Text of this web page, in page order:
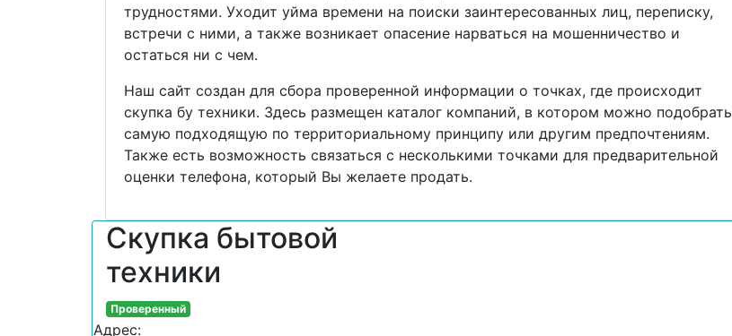
трудностями. Уходит уйма времени на поиски заинтересованных лиц, переписку,
встречи с ними, а также возникает опасение нарваться на мошенничество и
остаться ни с чем.
Наш сайт создан для сбора проверенной информации о точках, где происходит
скупка бу техники. Здесь размещен каталог компаний, в котором можно подобрать
самую подходящую по территориальному принципу или другим предпочтениям.
Также есть возможность связаться с несколькими точками для предварительной
оценки телефона, который Вы желаете продать.
Скупка бытовой
техники
Проверенный
Адрес: